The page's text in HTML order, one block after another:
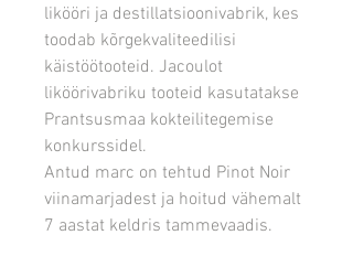
likööri ja destillatsioonivabrik, kes
toodab kõrgekvaliteedilisi
käistöötooteid. Jacoulot
liköörivabriku tooteid kasutatakse
Prantsusmaa kokteilitegemise
konkurssidel.
Antud marc on tehtud Pinot Noir
viinamarjadest ja hoitud vähemalt
7 aastat keldris tammevaadis.